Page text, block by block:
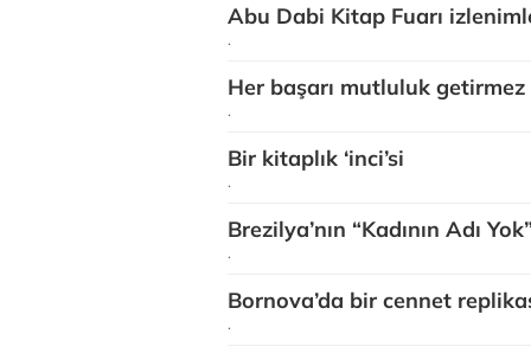
Abu Dabi Kitap Fuarı
.
Her başarı mutluluk getirmez
.
Bir kitaplık ‘inci’si
.
Brezilya’nın “Kadının Adı
.
Bornova’da bir cennet
.